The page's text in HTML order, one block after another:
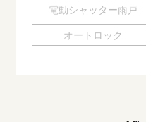
電動シャッター雨戸
オートロック